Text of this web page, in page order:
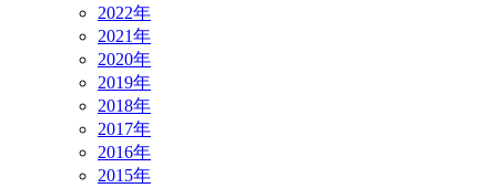
2022年
2021年
2020年
2019年
2018年
2017年
2016年
2015年